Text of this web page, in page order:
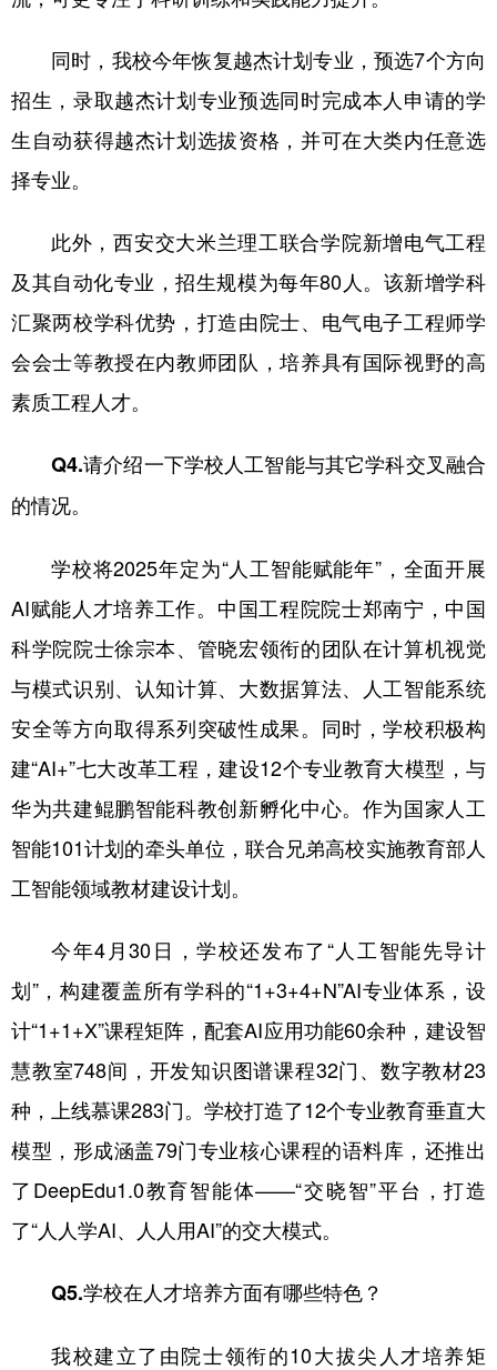
同时，我校今年恢复越杰计划专业，预选7个方向
招生，录取越杰计划专业预选同时完成本人申请的学
生自动获得越杰计划选拔资格，并可在大类内任意选
择专业。
此外，西安交大米兰理工联合学院新增电气工程
及其自动化专业，招生规模为每年80人。该新增学科
汇聚两校学科优势，打造由院士、电气电子工程师学
会会士等教授在内教师团队，培养具有国际视野的高
素质工程人才。
Q4.请介绍一下学校人工智能与其它学科交叉融合
的情况。
学校将2025年定为“人工智能赋能年”，全面开展
AI赋能人才培养工作。中国工程院院士郑南宁，中国
科学院院士徐宗本、管晓宏领衔的团队在计算机视觉
与模式识别、认知计算、大数据算法、人工智能系统
安全等方向取得系列突破性成果。同时，学校积极构
建“AI+”七大改革工程，建设12个专业教育大模型，与
华为共建鲲鹏智能科教创新孵化中心。作为国家人工
智能101计划的牵头单位，联合兄弟高校实施教育部人
工智能领域教材建设计划。
今年4月30日，学校还发布了“人工智能先导计
划”，构建覆盖所有学科的“1+3+4+N”AI专业体系，设
计“1+1+X”课程矩阵，配套AI应用功能60余种，建设智
慧教室748间，开发知识图谱课程32门、数字教材23
种，上线慕课283门。学校打造了12个专业教育垂直大
模型，形成涵盖79门专业核心课程的语料库，还推出
了DeepEdu1.0教育智能体——“交晓智”平台，打造
了“人人学AI、人人用AI”的交大模式。
Q5.学校在人才培养方面有哪些特色？
我校建立了由院士领衔的10大拔尖人才培养矩